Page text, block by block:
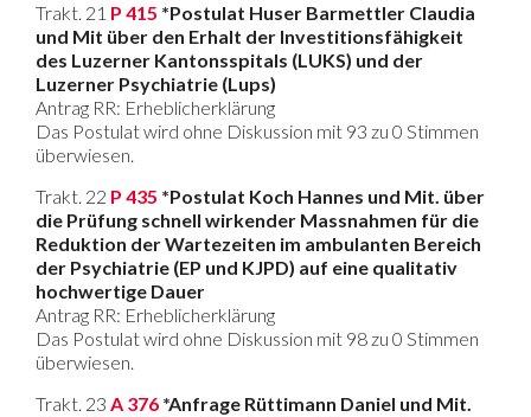
Trakt. 21 P 415 *Postulat Huser Barmettler Claudia
und Mit über den Erhalt der Investitionsfähigkeit
des Luzerner Kantonsspitals (LUKS) und der
Luzerner Psychiatrie (Lups)
Antrag RR: Erheblicherklärung
Das Postulat wird ohne Diskussion mit 93 zu 0 Stimmen
überwiesen.
Trakt. 22 P 435 *Postulat Koch Hannes und Mit. über
die Prüfung schnell wirkender Massnahmen für die
Reduktion der Wartezeiten im ambulanten Bereich
der Psychiatrie (EP und KJPD) auf eine qualitativ
hochwertige Dauer
Antrag RR: Erheblicherklärung
Das Postulat wird ohne Diskussion mit 98 zu 0 Stimmen
überwiesen.
Trakt. 23 A 376 *Anfrage Rüttimann Daniel und Mit.